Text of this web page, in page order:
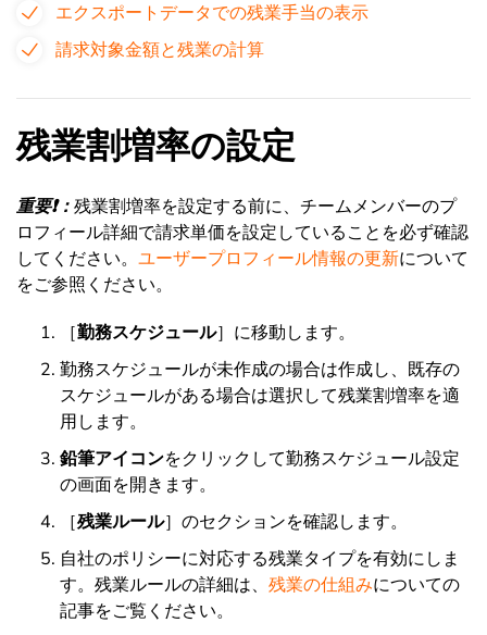
エクスポートデータでの残業手当の表示
請求対象金額と残業の計算
残業割増率の設定
重要❗：残業割増率を設定する前に、チームメンバーのプ
ロフィール詳細で請求単価を設定していることを必ず確認
してください。 ユーザープロフィール情報の更新について
をご参照ください。
［勤務スケジュール］に移動します。
勤務スケジュールが未作成の場合は作成し、既存の
スケジュールがある場合は選択して残業割増率を適
用します。
鉛筆アイコンをクリックして勤務スケジュール設定
の画面を開きます。
［残業ルール］のセクションを確認します。
自社のポリシーに対応する残業タイプを有効にしま
す。残業ルールの詳細は、 残業の仕組みについての
記事をご覧ください。